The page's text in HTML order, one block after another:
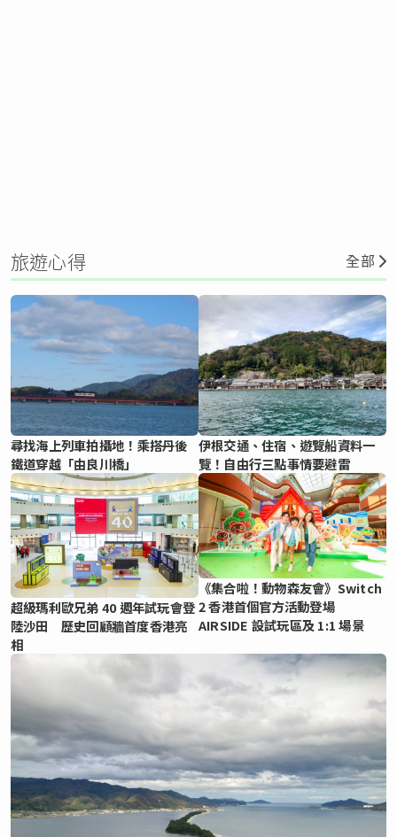
旅遊心得 全部
尋找海上列車拍攝地！乘搭丹後
鐵道穿越「由良川橋」
伊根交通、住宿、遊覽船資料一
覽！自由行三點事情要避雷
超級瑪利歐兄弟 40 週年試玩會登
陸沙田 歷史回顧牆首度香港亮
相
《集合啦！動物森友會》Switch
2 香港首個官方活動登場
AIRSIDE 設試玩區及 1:1 場景